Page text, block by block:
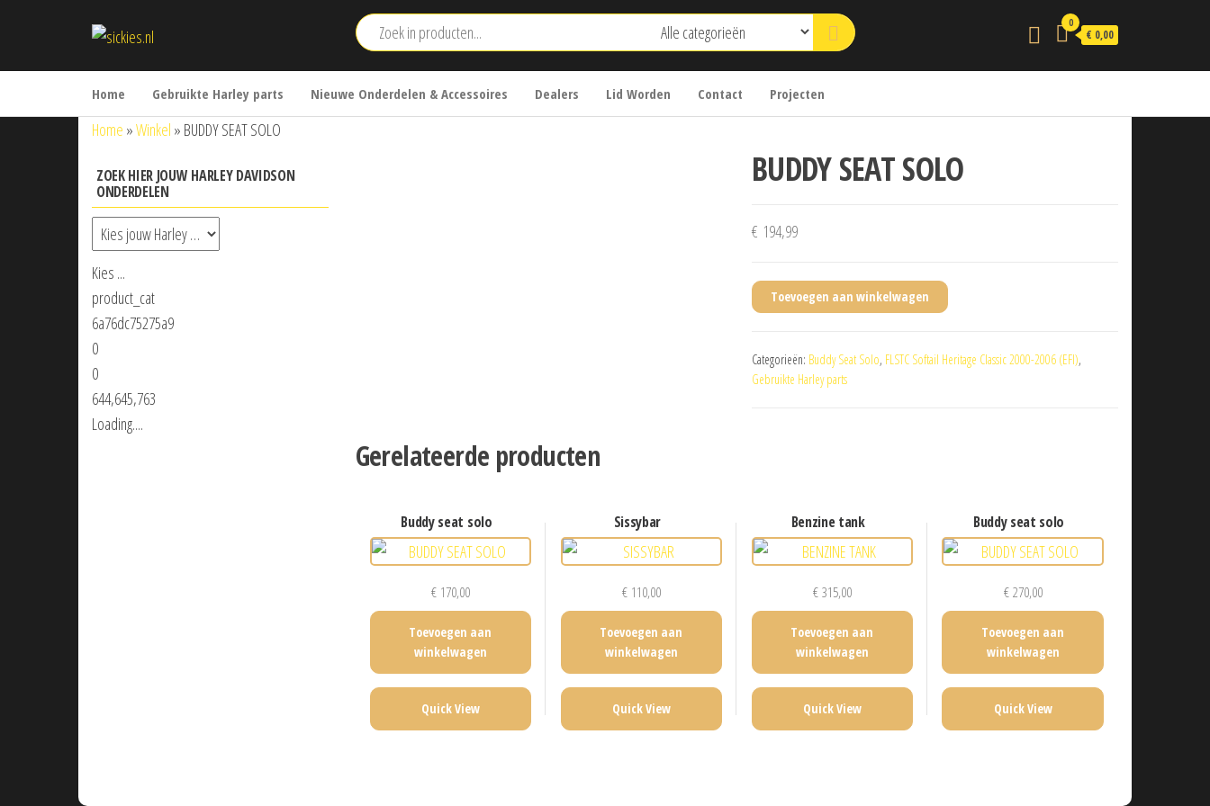
0
€ 0,00
Home Gebruikte Harley parts Nieuwe Onderdelen & Accessoires Dealers Lid Worden Contact Projecten
Home »Winkel » BUDDY SEAT SOLO
BUDDY SEAT SOLO
€ 194,99
Toevoegen aan winkelwagen
Categorieën: Buddy Seat Solo, FLSTC Softail Heritage Classic 2000-2006 (EFI),
Gebruikte Harley parts
Gerelateerde producten
buddy seat solo
€170,00
Toevoegen aan
winkelwagen
Quick View
sissybar
€110,00
Toevoegen aan
winkelwagen
Quick View
benzine tank
€315,00
Toevoegen aan
winkelwagen
Quick View
buddy seat solo
€270,00
Toevoegen aan
winkelwagen
Quick View
ZOEK HIER JOUW HARLEY DAVIDSON
ONDERDELEN
Kies ...
product_cat
6a76dc75275a9
0
0
644,645,763
Loading....